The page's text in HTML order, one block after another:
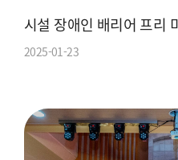
시설 장애인 배리어 프리
2025-01-23